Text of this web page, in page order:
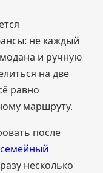
не каждый
и ручную
на две
равно
маршруту.
после
семейный
несколько